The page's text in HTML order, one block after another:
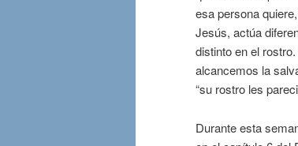
esa persona
Jesús, actúa
distinto en el
alcancemos la
“su rostro les
Durante esta